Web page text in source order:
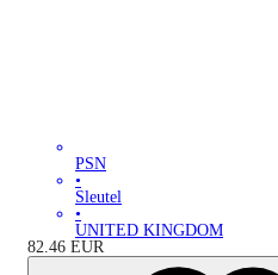
PSN
•
Sleutel
•
UNITED KINGDOM
82.46 EUR